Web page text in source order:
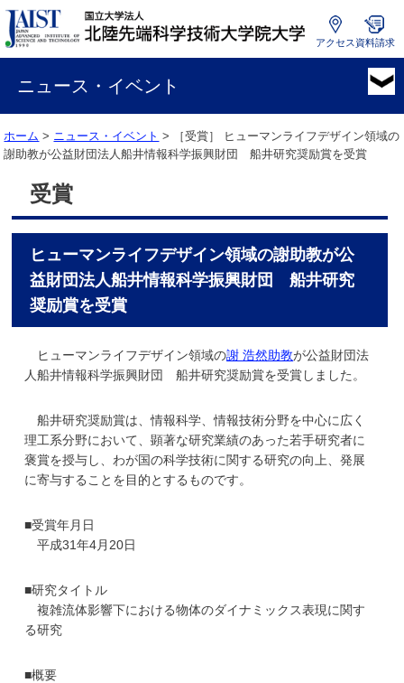
国
学
法
人
先
端
アクセス 資料請求
ニュース・イベント
ホーム > ニュース・イベント > ［受賞］
ヒューマンライフデザイン領域の
謝助教が公益財団法人船井情報科学振興財団 船井研究奨励賞を受賞
受賞
ヒューマンライフデザイン領域の謝助教が公
益財団法人船井情報科学振興財団 船井研究
奨励賞を受賞
ヒューマンライフデザイン領域の謝 浩然助教が公益財団法
人船井情報科学振興財団 船井研究奨励賞を受賞しました。
船井研究奨励賞は、情報科学、情報技術分野を中心に広く
理工系分野において、顕著な研究業績のあった若手研究者に
褒賞を授与し、わが国の科学技術に関する研究の向上、発展
に寄与することを目的とするものです。
■受賞年月日
平成31年4月20日
■研究タイトル
複雑流体影響下における物体のダイナミックス表現に関す
る研究
■概要